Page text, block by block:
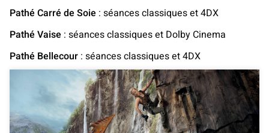
Pathé Carré de Soie : séances classiques et 4DX
Pathé Vaise : séances classiques et Dolby Cinema
Pathé Bellecour : séances classiques et 4DX